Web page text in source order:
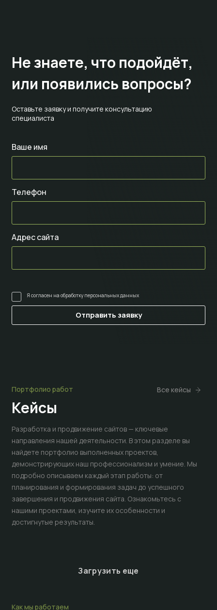
Оставьте заявку и получите консультацию
специалиста
Не знаете, что подойдёт,
или появились вопросы?
Ваше имя
Телефон
Адрес сайта
Я согласен на обработку персональных данных
Портфолио работ
Кейсы
Все кейсы
Разработка и продвижение сайтов — ключевые
направления нашей деятельности. В этом разделе вы
найдете портфолио выполненных проектов,
демонстрирующих наш профессионализм и умение. Мы
подробно описываем каждый этап работы: от
планирования и формирования задач до успешного
завершения и продвижения сайта. Ознакомьтесь с
нашими проектами, изучите их особенности и
достигнутые результаты.
Загрузить еще
Как мы работаем